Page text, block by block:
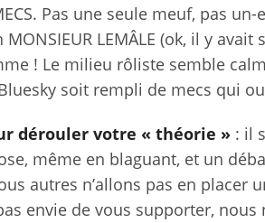
MECS. Pas une seule meuf, pas
LEMÂLE (ok, il y
! Le milieu rôliste semble
soit rempli de mecs qui
dérouler votre « théorie » : il
même en blaguant, et un
autres n’allons pas en placer
envie de vous supporter,